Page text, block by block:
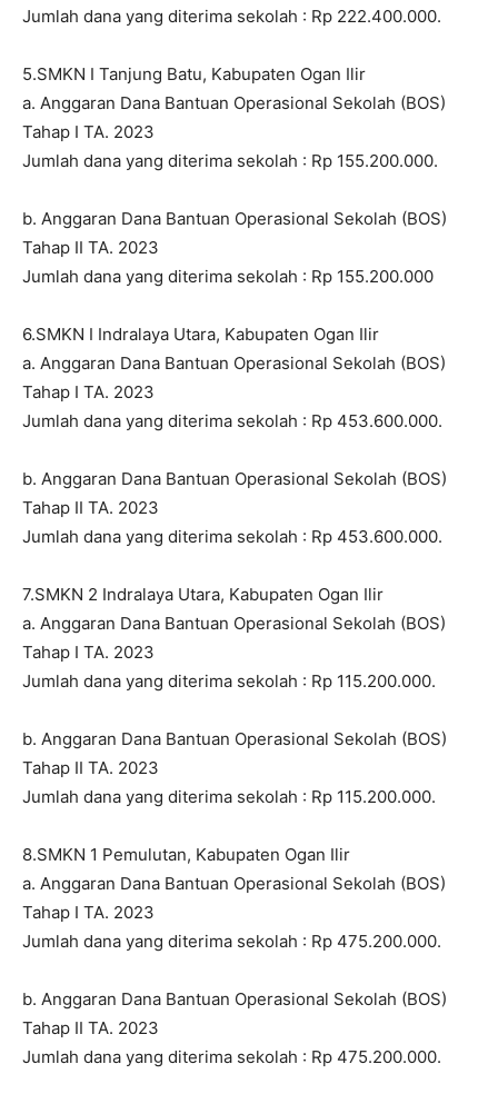
Jumlah dana yang diterima sekolah : Rp 222.400.000.
5.SMKN I Tanjung Batu, Kabupaten Ogan Ilir
a. Anggaran Dana Bantuan Operasional Sekolah (BOS)
Tahap I TA. 2023
Jumlah dana yang diterima sekolah : Rp 155.200.000.
b. Anggaran Dana Bantuan Operasional Sekolah (BOS)
Tahap II TA. 2023
Jumlah dana yang diterima sekolah : Rp 155.200.000
6.SMKN I Indralaya Utara, Kabupaten Ogan Ilir
a. Anggaran Dana Bantuan Operasional Sekolah (BOS)
Tahap I TA. 2023
Jumlah dana yang diterima sekolah : Rp 453.600.000.
b. Anggaran Dana Bantuan Operasional Sekolah (BOS)
Tahap II TA. 2023
Jumlah dana yang diterima sekolah : Rp 453.600.000.
7.SMKN 2 Indralaya Utara, Kabupaten Ogan Ilir
a. Anggaran Dana Bantuan Operasional Sekolah (BOS)
Tahap I TA. 2023
Jumlah dana yang diterima sekolah : Rp 115.200.000.
b. Anggaran Dana Bantuan Operasional Sekolah (BOS)
Tahap II TA. 2023
Jumlah dana yang diterima sekolah : Rp 115.200.000.
8.SMKN 1 Pemulutan, Kabupaten Ogan Ilir
a. Anggaran Dana Bantuan Operasional Sekolah (BOS)
Tahap I TA. 2023
Jumlah dana yang diterima sekolah : Rp 475.200.000.
b. Anggaran Dana Bantuan Operasional Sekolah (BOS)
Tahap II TA. 2023
Jumlah dana yang diterima sekolah : Rp 475.200.000.